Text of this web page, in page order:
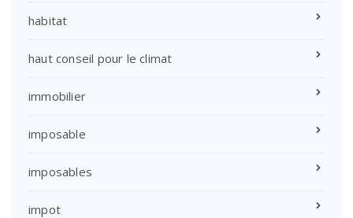
habitat
haut conseil pour le climat
immobilier
imposable
imposables
impot